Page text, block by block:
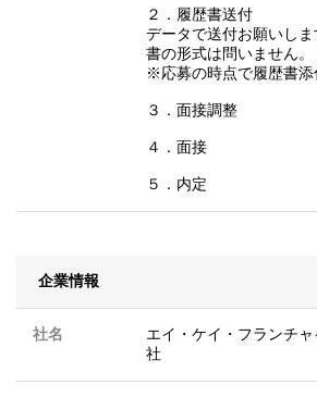
２．履歴書送付
データで送付お願いし
書の形式は問いません。
※応募の時点で履歴書
３．面接調整
４．面接
５．内定
企業情報
社名
エイ・ケイ・フランチ
社